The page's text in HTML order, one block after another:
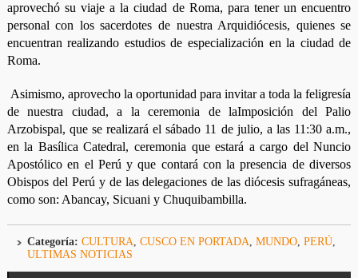
aprovechó su viaje a la ciudad de Roma, para tener un encuentro
personal con los sacerdotes de nuestra Arquidiócesis, quienes se
encuentran realizando estudios de especialización en la ciudad de
Roma.
Asimismo, aprovecho la oportunidad para invitar a toda la feligresía
de nuestra ciudad, a la ceremonia de laImposición del Palio
Arzobispal, que se realizará el sábado 11 de julio, a las 11:30 a.m.,
en la Basílica Catedral, ceremonia que estará a cargo del Nuncio
Apostólico en el Perú y que contará con la presencia de diversos
Obispos del Perú y de las delegaciones de las diócesis sufragáneas,
como son: Abancay, Sicuani y Chuquibambilla.
Categoría: CULTURA, CUSCO EN PORTADA, MUNDO, PERÚ,
ULTIMAS NOTICIAS